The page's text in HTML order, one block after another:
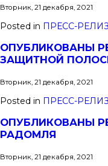
Вторник, 21 декабря, 2021
Posted in ПРЕСС-
ОПУБЛИКОВАНЫ
ЗАЩИТНОЙ
Вторник, 21 декабря, 2021
Posted in ПРЕСС-
ОПУБЛИКОВАНЫ
РАДОМЛЯ
Вторник, 21 декабря, 2021